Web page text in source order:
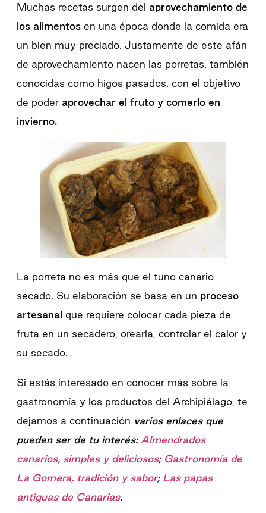
Muchas recetas surgen del aprovechamiento de
los alimentosen una época donde la comida era
un bien muy preciado. Justamente de este afán
de aprovechamiento nacen las porretas, también
conocidas como higos pasados, con el objetivo
de poder aprovechar el fruto y comerlo en
invierno.
La porreta no es más que el tuno canario
secado. Su elaboración se basa en un proceso
artesanal que requiere colocar cada pieza de
fruta en un secadero, orearla, controlar el calor y
su secado.
Si estás interesado en conocer más sobre la
gastronomía y los productos del Archipiélago, te
dejamos a continuación varios enlaces que
pueden ser de tu interés: Almendrados
canarios, simples y deliciosos; Gastronomía de
La Gomera, tradición y sabor; Las papas
antiguas de Canarias.